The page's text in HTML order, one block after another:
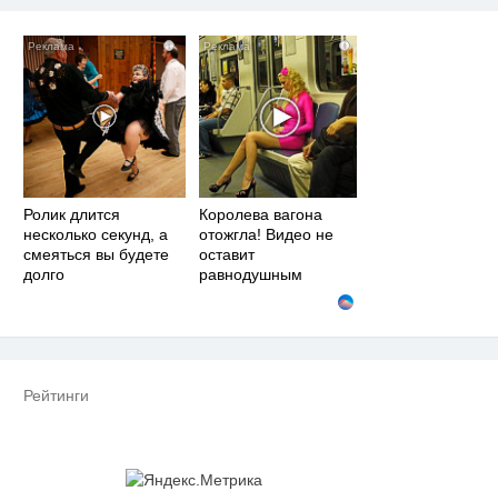
i
Ролик длится
несколько секунд, а
смеяться вы будете
долго
i
Королева вагона
отожгла! Видео не
оставит
равнодушным
Рейтинги